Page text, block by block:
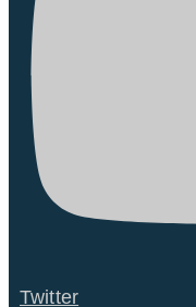
Twitter